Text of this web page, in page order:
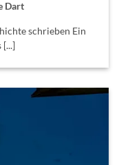
Dart
schrieben Ein